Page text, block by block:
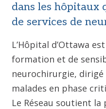
dans les hôpitaux
de services de
L’Hôpital d’Ottawa
formation et de
neurochirurgie, dirigé
malades en phase
Le Réseau soutient la